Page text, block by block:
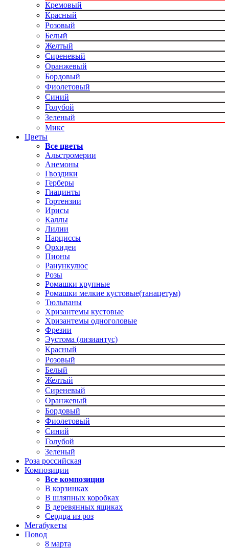
Кремовый
Красный
Розовый
Белый
Желтый
Сиреневый
Оранжевый
Бордовый
Фиолетовый
Синий
Голубой
Зеленый
Микс
Цветы
Все цветы
Альстромерии
Анемоны
Гвоздики
Герберы
Гиацинты
Гортензии
Ирисы
Каллы
Лилии
Нарциссы
Орхидеи
Пионы
Ранункулюс
Розы
Ромашки крупные
Ромашки мелкие кустовые(танацетум)
Тюльпаны
Хризантемы кустовые
Хризантемы одноголовые
Фрезии
Эустома (лизиантус)
Красный
Розовый
Белый
Желтый
Сиреневый
Оранжевый
Бордовый
Фиолетовый
Синий
Голубой
Зеленый
Роза российская
Композиции
Все композиции
В корзинках
В шляпных коробках
В деревянных ящиках
Сердца из роз
Мегабукеты
Повод
8 марта